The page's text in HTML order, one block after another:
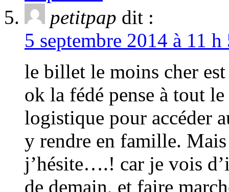
petitpap dit :
5 septembre 2014 à 11
le billet le moins cher
ok la fédé pense à tout
logistique pour accéder
y rendre en famille.
j’hésite….! car je vois
de demain, et faire